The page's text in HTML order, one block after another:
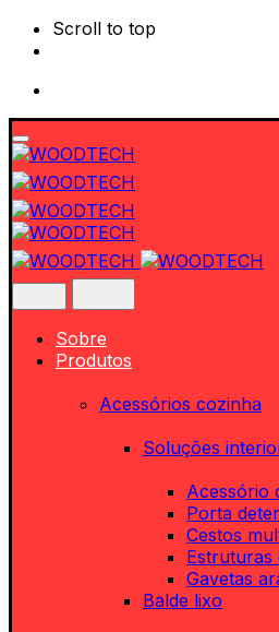
Scroll to top
Skip
to
content
Sobre
Produtos
Acessórios cozinha
Soluções
Acessório
Porta
Cestos
Estruturas
Gavetas
Balde lixo